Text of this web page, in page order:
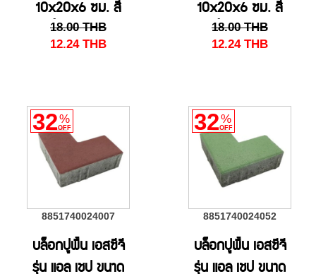
10x20x6 ซม. สี
น้ำตาลอ่อน
18.00 THB
12.24 THB
10x20x6 ซม. สี
น้ำตาลเข้ม
18.00 THB
12.24 THB
32%
OFF
8851740024007
บล็อกปูพื้น เอสซีจี
รุ่น แอล เชป ขนาด
32%
OFF
8851740024052
บล็อกปูพื้น เอสซีจี
รุ่น แอล เชป ขนาด